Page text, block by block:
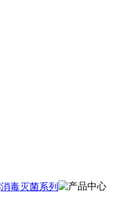
消毒灭菌系列
产品中心